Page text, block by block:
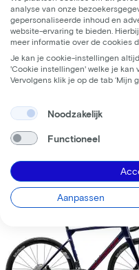
Trek Fuel+ LX 9.8
Leaseprijs p/m vanaf
€195,63
Prijs €8.699,00
analyse van onze
gepersonaliseerde inhoud en
website-ervaring te bieden.
meer informatie over de cookies
Je kan je cookie-instellingen altijd
'Cookie instellingen' welke je kan
Vervolgens klik je op de tab ‘Mijn
Noodzakelijk
Functioneel
Aanpassen